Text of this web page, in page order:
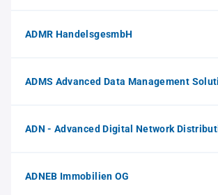
ADMR HandelsgesmbH
ADMS Advanced Data Management
ADN - Advanced Digital Network
ADNEB Immobilien OG